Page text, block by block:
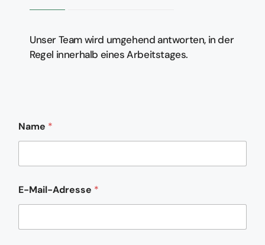
Unser Team wird umgehend antworten, in der
Regel innerhalb eines Arbeitstages.
*
E
M
i
l
-
d
Name *
E-Mail-Adresse *